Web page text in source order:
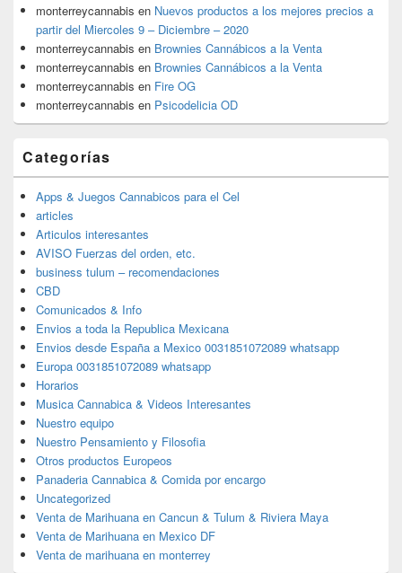
monterreycannabis en Nuevos productos a los mejores precios a
partir del Miercoles 9 – Diciembre – 2020
monterreycannabis en Brownies Cannábicos a la Venta
monterreycannabis en Brownies Cannábicos a la Venta
monterreycannabis en Fire OG
monterreycannabis en Psicodelicia OD
Categorías
Apps & Juegos Cannabicos para el Cel
articles
Articulos interesantes
AVISO Fuerzas del orden, etc.
business tulum – recomendaciones
CBD
Comunicados & Info
Envios a toda la Republica Mexicana
Envios desde España a Mexico 0031851072089 whatsapp
Europa 0031851072089 whatsapp
Horarios
Musica Cannabica & Videos Interesantes
Nuestro equipo
Nuestro Pensamiento y Filosofia
Otros productos Europeos
Panaderia Cannabica & Comida por encargo
Uncategorized
Venta de Marihuana en Cancun & Tulum & Riviera Maya
Venta de Marihuana en Mexico DF
Venta de marihuana en monterrey